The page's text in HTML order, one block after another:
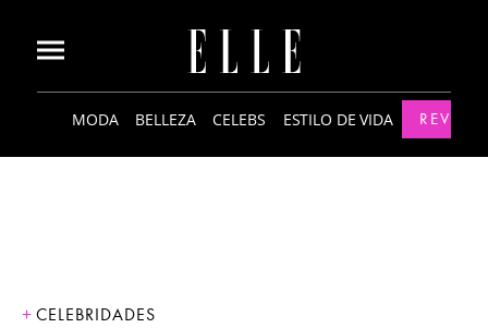
MODA BELLEZA CELEBS ESTILO DE VIDA
CELEBRIDADES